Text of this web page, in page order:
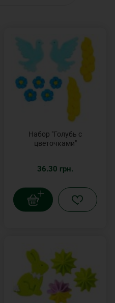
Набор "Голубь с
цветочками"
36.30 грн.